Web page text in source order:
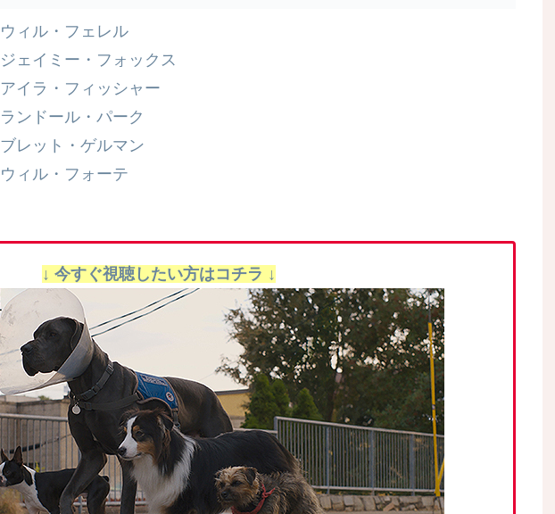
ウィル・フェレル
ジェイミー・フォックス
アイラ・フィッシャー
ランドール・パーク
ブレット・ゲルマン
ウィル・フォーテ
↓ 今すぐ視聴したい方はコチラ ↓